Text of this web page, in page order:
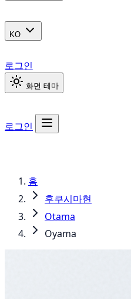
KO
로그인
화면 테마
로그인
홈
후쿠시마현
Otama
Oyama